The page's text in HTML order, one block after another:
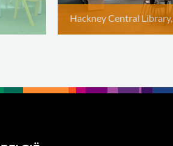
Hackney Central